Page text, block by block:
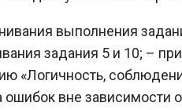
выполнения
задания 5 и 10; –
«Логичность,
вне зависимости